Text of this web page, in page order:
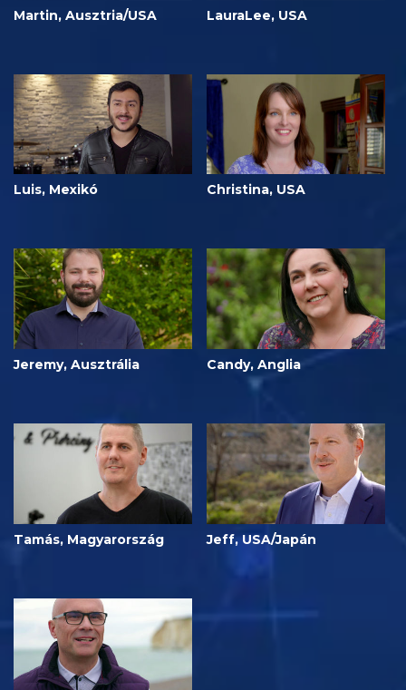
Martin, Ausztria/USA LauraLee, USA
Luis, Mexikó Christina, USA
Jeremy, Ausztrália Candy, Anglia
Tamás, Magyarország Jeff, USA/Japán